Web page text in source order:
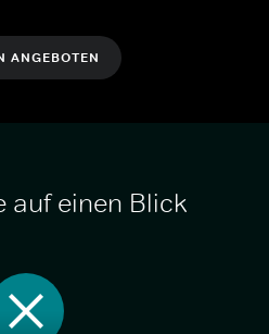
ANGEBOTEN
auf einen Blick